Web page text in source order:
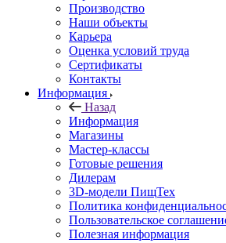
Производство
Наши объекты
Карьера
Оценка условий труда
Сертификаты
Контакты
Информация
Назад
Информация
Магазины
Мастер-классы
Готовые решения
Дилерам
3D-модели ПищТех
Политика
Пользовательское
Полезная информация